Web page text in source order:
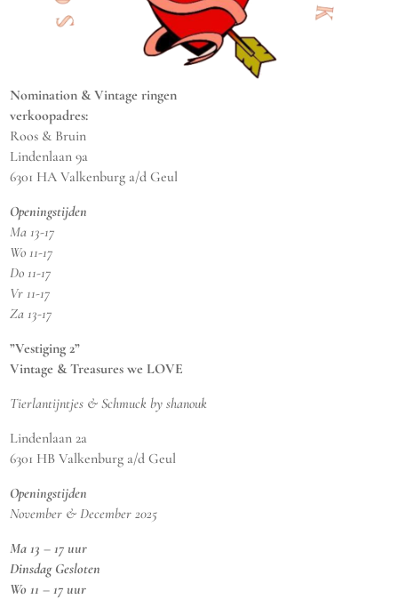
Nomination & Vintage ringen
verkoopadres:
Roos & Bruin
Lindenlaan 9a
6301 HA Valkenburg a/d Geul
Openingstijden
Ma 13-17
Wo 11-17
Do 11-17
Vr 11-17
Za 13-17
”Vestiging 2”
Vintage & Treasures we LOVE
Tierlantijntjes & Schmuck by shanouk
Lindenlaan 2a
6301 HB Valkenburg a/d Geul
Openingstijden
November & December 2025
Ma 13 – 17 uur
Dinsdag Gesloten
Wo 11 – 17 uur